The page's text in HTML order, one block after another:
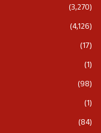
(3,270)
(4,126)
(17)
(1)
(98)
(1)
(84)